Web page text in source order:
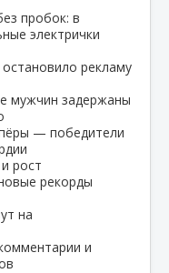
пробок: в
электрички
рекламу
мужчин задержаны
— победители
рост
рекорды
на
и